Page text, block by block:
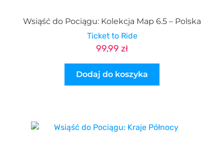
Wsiąść do Pociągu: Kolekcja Map 6.5 – Polska
Ticket to Ride
99,99 zł
Dodaj do koszyka